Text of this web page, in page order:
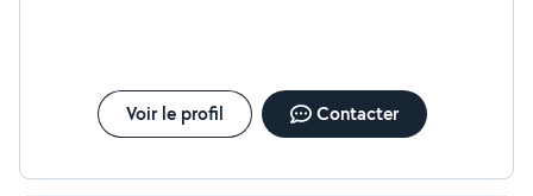
Voir le profil Contacter